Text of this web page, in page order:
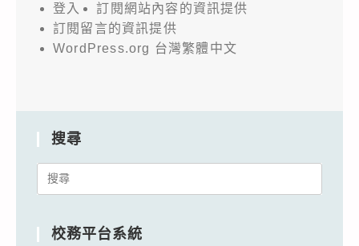
登入
訂閱網站內容的資訊提供
訂閱留言的資訊提供
WordPress.org 台灣繁體中文
搜尋
Search
校務平台系統